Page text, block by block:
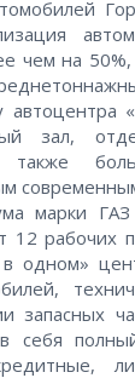
чем на
автоцентра
зал,
также
марки
12 рабочих
одном»
запасных
себя